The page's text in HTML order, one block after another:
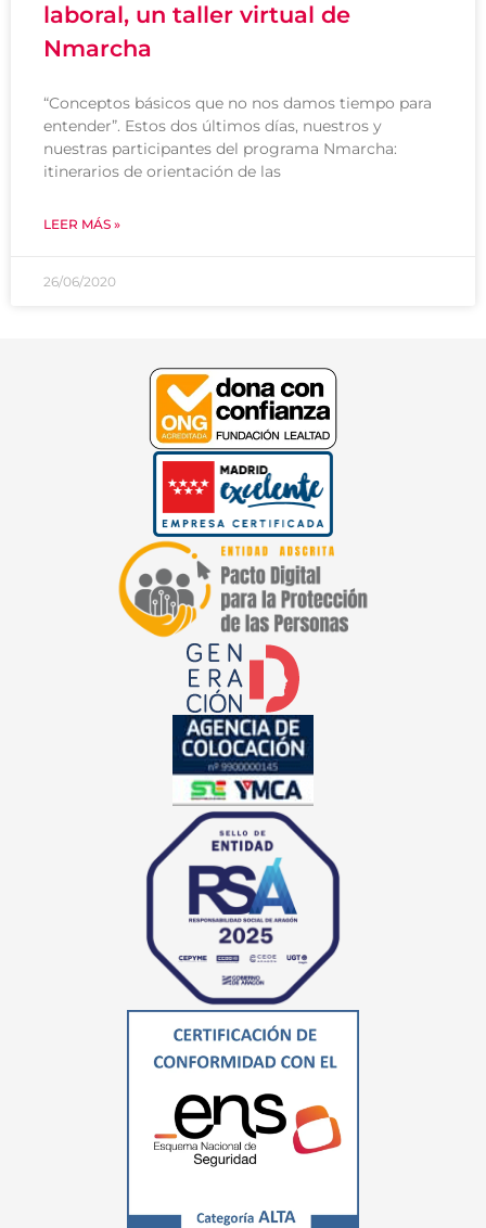
laboral, un taller virtual de
Nmarcha
“Conceptos básicos que no nos damos tiempo para
entender”. Estos dos últimos días, nuestros y
nuestras participantes del programa Nmarcha:
itinerarios de orientación de las
LEER MÁS »
26/06/2020